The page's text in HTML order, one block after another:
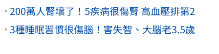
200萬人腎壞了！5疾病很傷腎 高血壓排第2
3種睡眠習慣很傷腦！害失智、大腦老3.5歲